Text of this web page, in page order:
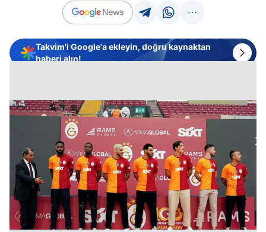
Takvim'i Google'a ekleyin, doğru kaynaktan
haberi alın!